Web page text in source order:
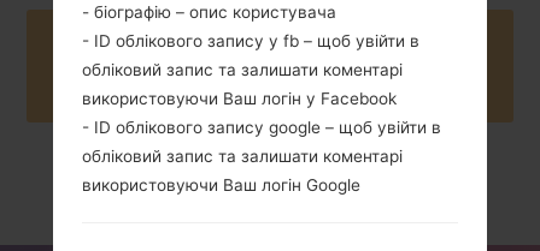
Buy accessories on Amazon
Головна →Серія → LG Others →
- біографію – опис користувача
- ID облікового запису у fb – щоб увійти в
обліковий запис та залишати коментарі
використовуючи Ваш логін у Facebook
- ID облікового запису google – щоб увійти в
обліковий запис та залишати коментарі
використовуючи Ваш логін Google